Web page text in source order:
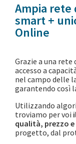
Ampia rete
smart +
Online
Grazie a una rete
accesso a
nel campo delle
garantendo così
Utilizzando
troviamo per voi
qualità, prezzo
progetto, dal